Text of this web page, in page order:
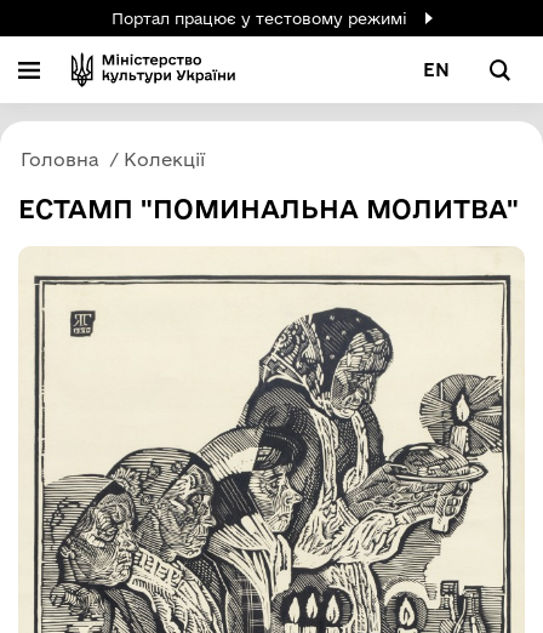
Портал працює у тестовому режимі
EN
Головна Колекції
ЕСТАМП "ПОМИНАЛЬНА МОЛИТВА"